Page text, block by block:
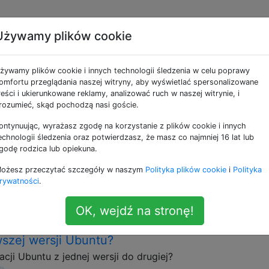
jako upgrade
lub sprzętu.
pakiet za pomocą apt-get?
O ile man apt-getmówi apt-get upgrade, nie
Aktualizacja upgrade służy do instalowania
zainstalowanych w systemie ze źródeł wymienionych
zainstalowane z dostępnymi nowymi wersjami są
pozorem …
wersji Ubuntu?
Ubuntu z jednej wersji do drugiej?
plików cookie
plików cookie i innych technologii śledzenia w celu poprawy
przeglądania naszej witryny, aby wyświetlać spersonalizowane
i ukierunkowane reklamy, analizować ruch w naszej witrynie, i
skąd pochodzą nasi goście.
wyrażasz zgodę na korzystanie z plików cookie i innych
śledzenia oraz potwierdzasz, że masz co najmniej 16 lat lub
rodzica lub opiekuna.
przeczytać szczegóły w naszym Polityka plików cookie i Polityka
.
OK, wejdź na stronę!